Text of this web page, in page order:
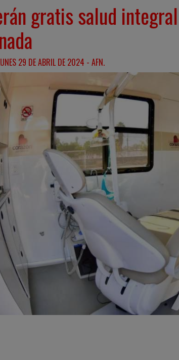
gratis salud
29 DE ABRIL DE 2024 - AFN.